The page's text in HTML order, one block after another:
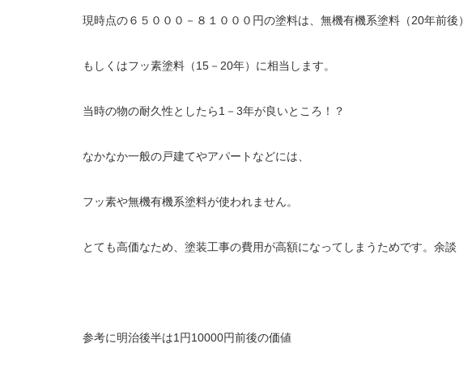
現時点の６５０００－８１０００円の塗料は、無機有機系塗料（20年前後）
もしくはフッ素塗料（15－20年）に相当します。
当時の物の耐久性としたら1－3年が良いところ！？
なかなか一般の戸建てやアパートなどには、
フッ素や無機有機系塗料が使われません。
とても高価なため、塗装工事の費用が高額になってしまうためです。余談
参考に明治後半は1円10000円前後の価値